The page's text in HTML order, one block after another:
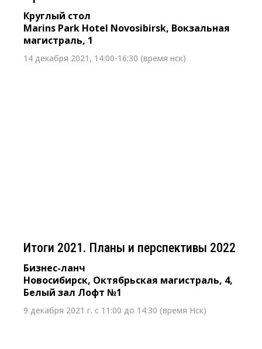
Круглый стол
Marins Park Hotel Novosibirsk, Вокзальная
магистраль, 1
14 декабря 2021, 14:00-16:30 (время нск)
Итоги 2021. Планы и перспективы 2022
Бизнес-ланч
Новосибирск, Октябрьская магистраль, 4,
Белый зал Лофт №1
9 декабря 2021 г. с 11:00 до 14:30 (время Нск)